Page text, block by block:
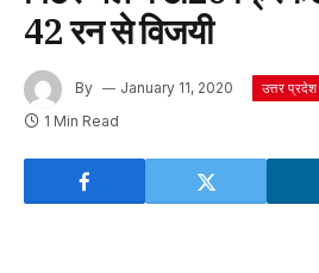
42 रन से विजयी
By January 11, 2020 उत्तर प्रदेश
1 Min Read